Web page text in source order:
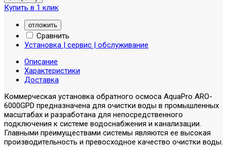
Купить в 1 клик
отложить
Сравнить
Установка | сервис | обслуживание
Описание
Характеристики
Доставка
Коммерческая установка обратного осмоса AquaPro ARO-
6000GPD предназначена для очистки воды в промышленных
масштабах и разработана для непосредственного
подключения к системе водоснабжения и канализации.
Главными преимуществами системы являются ее высокая
производительность и превосходное качество очистки воды.